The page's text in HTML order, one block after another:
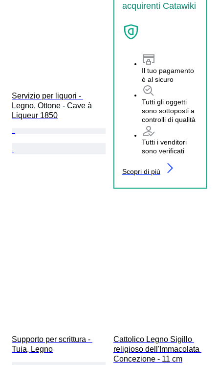
acquirenti Catawiki
Il tuo pagamento
è al sicuro
Tutti gli oggetti
sono sottoposti a
controlli di qualità
Tutti i venditori
sono verificati
Scopri di più
Servizio per liquori -
Legno, Ottone - Cave à
Liqueur 1850
Supporto per scrittura -
Tuia, Legno
Cattolico Legno Sigillo
religioso dell'Immacolata
Concezione - 11 cm